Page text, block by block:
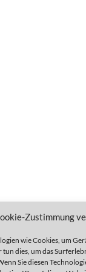
Zustimmung
wie Cookies, um
dies, um das
Sie diesen